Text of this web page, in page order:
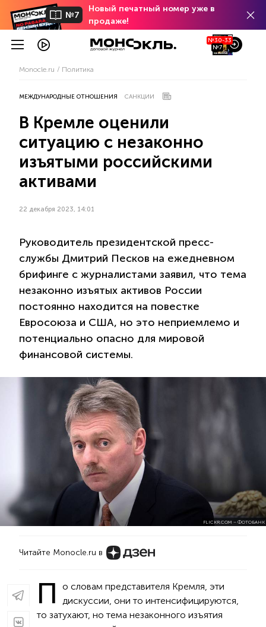
№7
Новый печатный номер уже в
продаже!
№30-33
№7
Monocle.ru Политика
МЕЖДУНАРОДНЫЕ ОТНОШЕНИЯ САНКЦИИ
В Кремле оценили
ситуацию с незаконно
изъятыми российскими
активами
22 декабря 2023, 14:01
Руководитель президентской пресс-
службы Дмитрий Песков на ежедневном
брифинге с журналистами заявил, что тема
незаконно изъятых активов России
постоянно находится на повестке
Евросоюза и США, но это неприемлемо и
потенциально опасно для мировой
финансовой системы.
FLICKR.COM – ФОТОБАНК
Читайте Monocle.ru в
П
о словам представителя Кремля, эти
дискуссии, они то интенсифицируются,
то затухают, но тема незаконного изъятия